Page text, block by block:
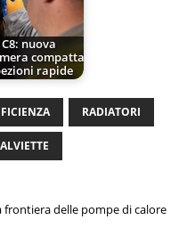
nuova
compatta
rapide
RADIATORI
frontiera delle pompe di calore